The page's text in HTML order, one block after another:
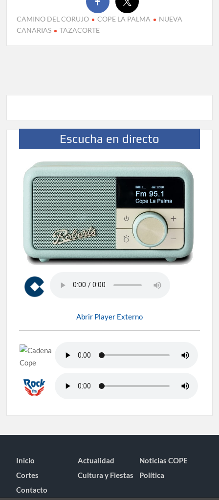
CAMINO DEL CORUJO COPE LA PALMA
NUEVA
CANARIAS
TAZACORTE
Escucha en directo
Abrir Player Externo
Inicio Actualidad
Noticias COPE
Cortes
Cultura y Fiestas
Política
Contacto